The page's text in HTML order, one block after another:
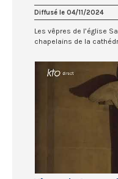
Diffusé le 04/11/2024
Les vêpres de l’église
chapelains de la